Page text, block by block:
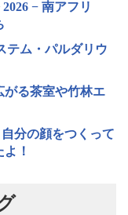
− 南アフリ
テム・パルダリウ
がる茶室や竹林エ
分の顔をつくって
！